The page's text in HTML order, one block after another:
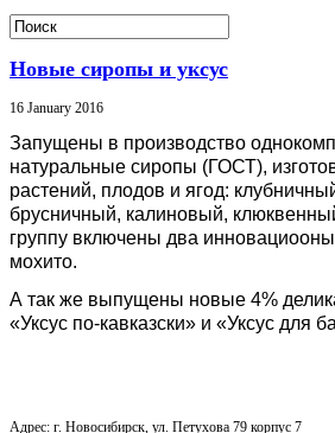
Новые сиропы и уксус
16 January 2016
Запущены в производство
натуральные сиропы (ГОСТ),
растений, плодов и ягод:
брусничный, калиновый,
группу включены два
мохито.
А так же выпущены новые 4%
«Уксус по-кавказски» и «Уксус для
Адрес: г. Новосибирск, ул. Петухова 79 корпус 7